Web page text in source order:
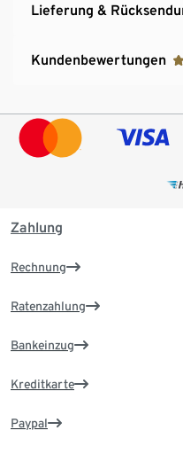
Lieferung &
Kundenbewertungen
Zahlung
Rechnung
Ratenzahlung
Bankeinzug
Kreditkarte
Paypal